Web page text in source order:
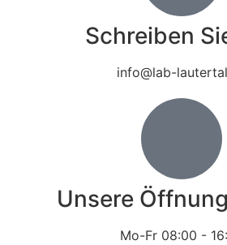
Schreiben
info@lab-
Unsere
Mo-Fr 08:00 -